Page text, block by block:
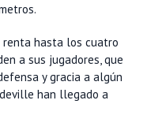
renta hasta los cuatro
a sus jugadores, que
y gracia a algún
han llegado a